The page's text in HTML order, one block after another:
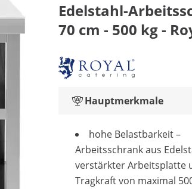
Edelstahl-
70 cm - 500 kg -
Hauptmerkmale
hohe Belastbarkeit –
Arbeitsschrank aus
verstärkter Arbeitsplatte
Tragkraft von maximal